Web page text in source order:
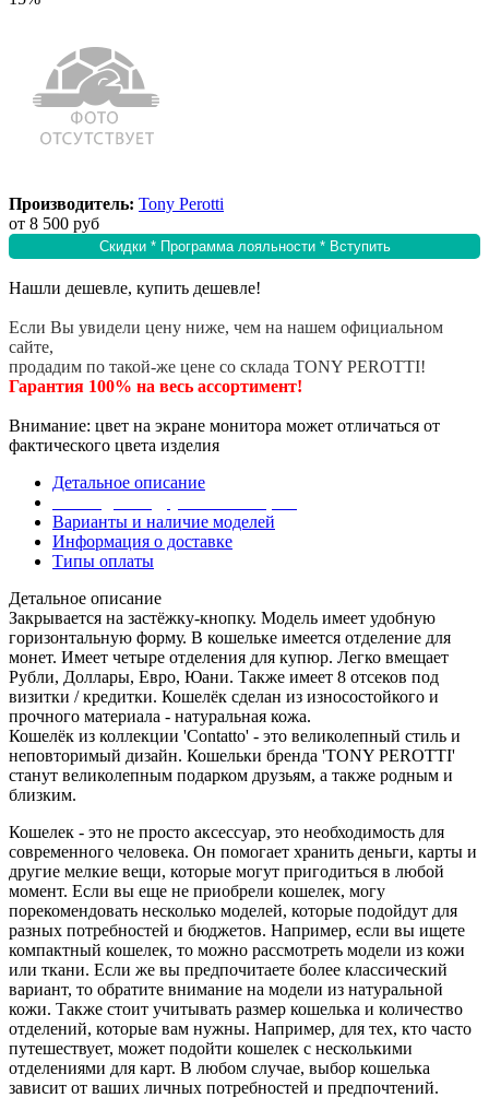
Производитель: Tony Perotti
от 8 500 руб
Скидки * Программа лояльности * Вступить
Нашли дешевле, купить дешевле!
Если Вы увидели цену ниже, чем на нашем официальном
сайте,
продадим по такой-же цене со склада TONY PEROTTI!
Гарантия 100% на весь ассортимент!
Внимание: цвет на экране монитора может отличаться от
фактического цвета изделия
Детальное описание
Варианты и наличие моделей
Информация о доставке
Типы оплаты
Детальное описание
Закрывается на застёжку-кнопку. Модель имеет удобную
горизонтальную форму. В кошельке имеется отделение для
монет. Имеет четыре отделения для купюр. Легко вмещает
Рубли, Доллары, Евро, Юани. Также имеет 8 отсеков под
визитки / кредитки. Кошелёк сделан из износостойкого и
прочного материала - натуральная кожа.
Кошелёк из коллекции 'Contatto' - это великолепный стиль и
неповторимый дизайн. Кошельки бренда 'TONY PEROTTI'
станут великолепным подарком друзьям, а также родным и
близким.
Кошелек - это не просто аксессуар, это необходимость для
современного человека. Он помогает хранить деньги, карты и
другие мелкие вещи, которые могут пригодиться в любой
момент. Если вы еще не приобрели кошелек, могу
порекомендовать несколько моделей, которые подойдут для
разных потребностей и бюджетов. Например, если вы ищете
компактный кошелек, то можно рассмотреть модели из кожи
или ткани. Если же вы предпочитаете более классический
вариант, то обратите внимание на модели из натуральной
кожи. Также стоит учитывать размер кошелька и количество
отделений, которые вам нужны. Например, для тех, кто часто
путешествует, может подойти кошелек с несколькими
отделениями для карт. В любом случае, выбор кошелька
зависит от ваших личных потребностей и предпочтений.